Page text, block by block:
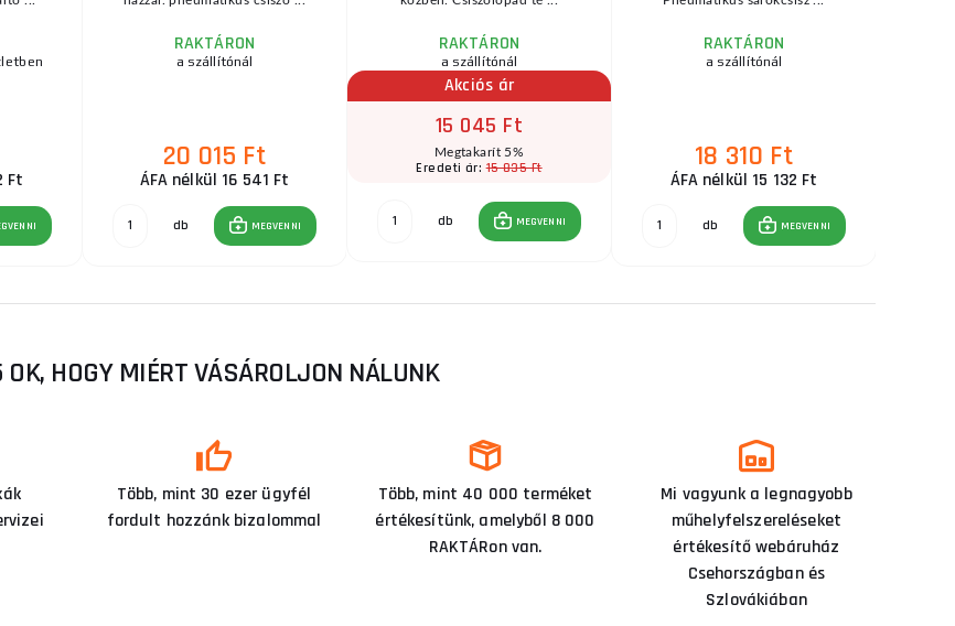
Ft
RAKTÁRON
a szállítónál
20 015 Ft
ÁFA nélkül 16 541 Ft
db MEGVENNI
RAKTÁRON
a szállítónál
Akciós ár
15 045 Ft
Megtakarít 5%
Eredeti ár:15 835 Ft
db MEGVENNI
RAKTÁRON
a szállítónál
18 310 Ft
ÁFA nélkül 15 132 Ft
db MEGVENNI
OK, HOGY MIÉRT VÁSÁROLJON NÁLUNK
Több, mint 30 ezer ügyfél
fordult hozzánk bizalommal
Több, mint 40 000 terméket
értékesítünk, amelyből 8 000
RAKTÁRon van.
Mi vagyunk a legnagyobb
műhelyfelszereléseket
értékesítő webáruház
Csehországban és
Szlovákiában